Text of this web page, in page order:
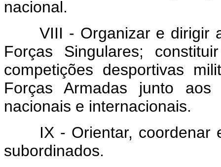
nacional.
VIII - Organizar e dirigir
Forças Singulares;
competições desportivas
Forças Armadas junto
nacionais e internacionais.
IX - Orientar, coordenar
subordinados.